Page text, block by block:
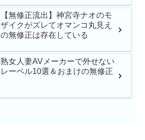
【無修正流出】神宮寺ナオのモ
ザイクがズレてオマンコ丸見え
の無修正は存在している
熟女人妻AVメーカーで外せない
レーベル10選＆おまけの無修正
出しハメ撮り 青山な
人